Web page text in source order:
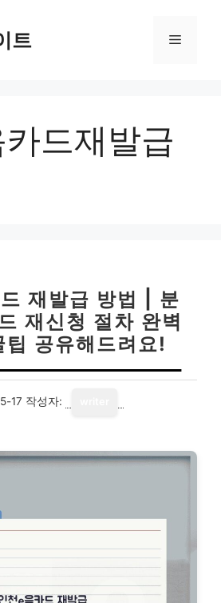
트 메
드재발급
재발급 방법 | 분
재신청 절차 완벽
팁 공유해드려요!
17 작성자: